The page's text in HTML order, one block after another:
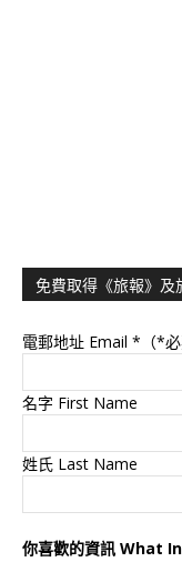
免費取得《旅報》及
電郵地址 Email *（*必
名字 First Name
姓氏 Last Name
你喜歡的資訊 What